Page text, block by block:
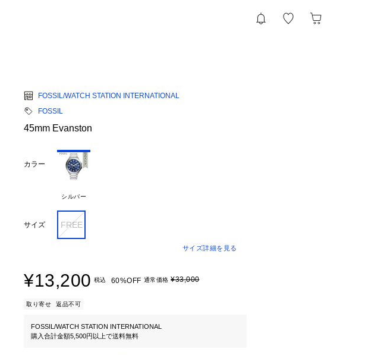
FOSSIL/WATCH STATION INTERNATIONAL
FOSSIL
45mm Evanston
カラー
シルバー
サイズ FREE
サイズ詳細を見る
¥13,200 税込 60%OFF 通常価格 ¥33,000
取り寄せ 返品不可
FOSSIL/WATCH STATION INTERNATIONAL
購入合計金額5,500円以上で送料無料